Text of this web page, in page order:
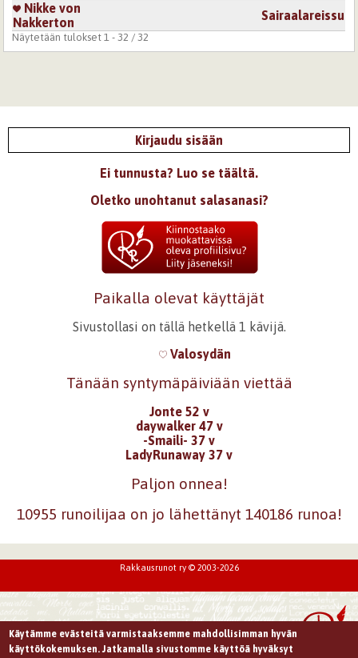
Nikke von
Nakkerton
Sairaalareissu
Näytetään tulokset 1 - 32 / 32
Kirjaudu sisään
Ei tunnusta? Luo se täältä.
Oletko unohtanut salasanasi?
Paikalla olevat käyttäjät
Sivustollasi on tällä hetkellä 1 kävijä.
Valosydän
Tänään syntymäpäiviään viettää
Jonte 52 v
daywalker 47 v
-Smaili- 37 v
LadyRunaway 37 v
Paljon onnea!
10955 runoilijaa on jo lähettänyt 140186 runoa!
Rakkausrunot ry © 2003-2026
Käytämme evästeitä varmistaaksemme mahdollisimman hyvän
käyttökokemuksen. Jatkamalla sivustomme käyttöä hyväksyt